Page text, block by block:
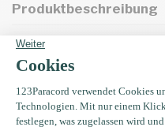
Produktbeschreibung
Eigenschaften
Zuletzt angesehen